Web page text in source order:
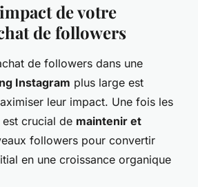
de votre
de followers
de followers dans une
Instagram plus large est
leur impact. Une fois les
crucial de maintenir et
followers pour convertir
en une croissance organique